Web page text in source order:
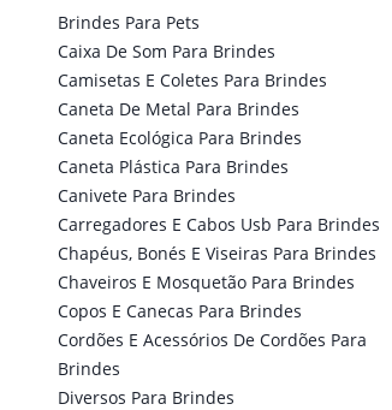
Brindes Para Pets
Caixa De Som Para Brindes
Camisetas E Coletes Para Brindes
Caneta De Metal Para Brindes
Caneta Ecológica Para Brindes
Caneta Plástica Para Brindes
Canivete Para Brindes
Carregadores E Cabos Usb Para Brindes
Chapéus, Bonés E Viseiras Para Brindes
Chaveiros E Mosquetão Para Brindes
Copos E Canecas Para Brindes
Cordões E Acessórios De Cordões Para
Brindes
Diversos Para Brindes